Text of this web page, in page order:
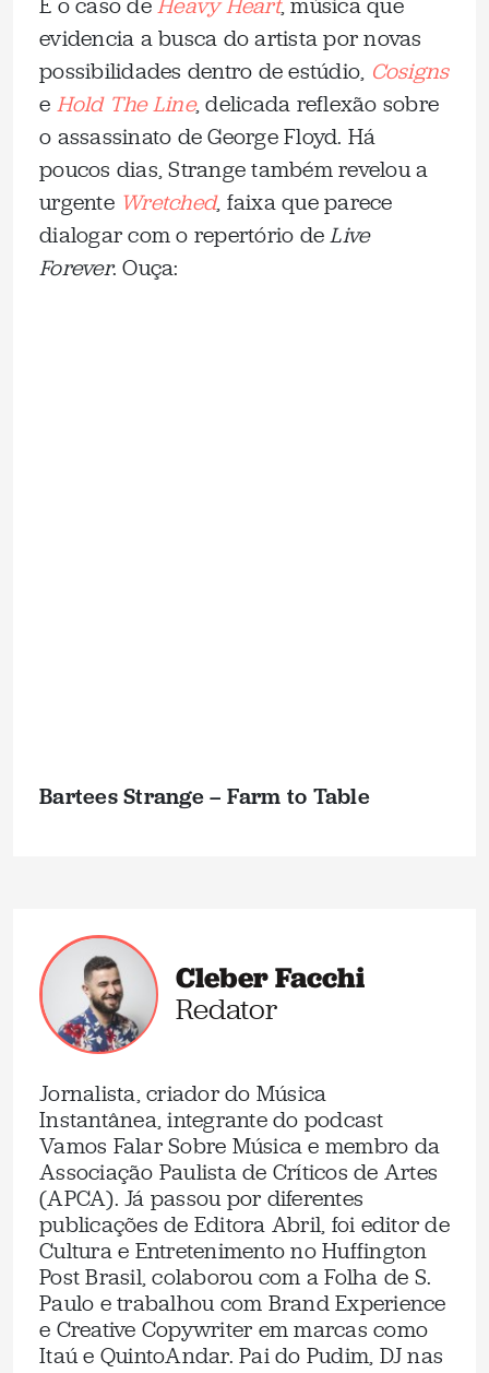
evidencia a busca do artista por novas
possibilidades dentro de estúdio, Cosigns
e Hold The Line, delicada reflexão sobre
o assassinato de George Floyd. Há
poucos dias, Strange também revelou a
urgente Wretched, faixa que parece
dialogar com o repertório deLive
Forever. Ouça:
Bartees Strange – Farm to Table
Cleber Facchi
Redator
Jornalista, criador do Música
Instantânea, integrante do podcast
Vamos Falar Sobre Música e membro da
Associação Paulista de Críticos de Artes
(APCA). Já passou por diferentes
publicações de Editora Abril, foi editor de
Cultura e Entretenimento no Huffington
Post Brasil, colaborou com a Folha de S.
Paulo e trabalhou com Brand Experience
e Creative Copywriter em marcas como
Itaú e QuintoAndar. Pai do Pudim, DJ nas